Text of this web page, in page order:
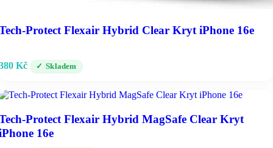
Protect Flexair Hybrid Clear Kryt iPhone 16e
Kč Skladem
Protect Flexair Hybrid MagSafe Clear Kryt
16e